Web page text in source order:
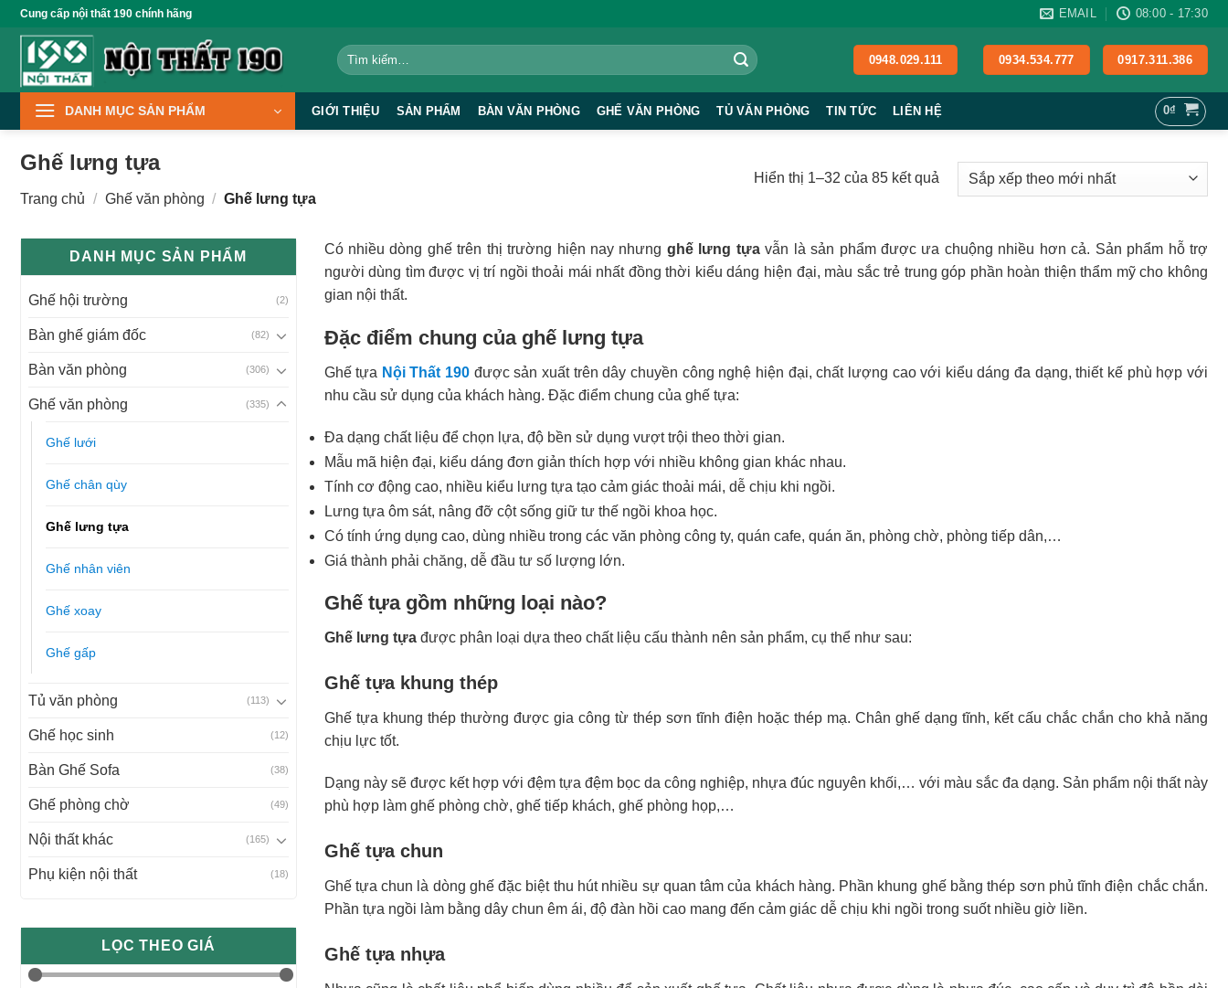
qua
dung
Cung cấp nội thất 190 chính hãng EMAIL 08:00 - 17:30
Tìm
kiếm:
0948.029.111 0934.534.777 0917.311.386
DANH MỤC SẢN PHẨM GIỚI THIỆU SẢN PHẨM BÀN VĂN PHÒNG GHẾ VĂN PHÒNG TỦ VĂN PHÒNG TIN TỨC LIÊN HỆ 0₫
Ghế lưng tựa
Trang chủ / Ghế văn phòng / Ghế lưng tựa
Hiển thị 1–32 của 85 kết quảĐã
sắp
theo
mới
DANH MỤC SẢN PHẨM
Ghế hội trường (2)
Bàn ghế giám đốc (82)
Bàn văn phòng (306)
Ghế văn phòng (335)
Ghế lưới
Ghế chân qùy
Ghế lưng tựa
Ghế nhân viên
Ghế xoay
Ghế gấp
Tủ văn phòng (113)
Ghế học sinh (12)
Bàn Ghế Sofa (38)
Ghế phòng chờ (49)
Nội thất khác (165)
Phụ kiện nội thất (18)
LỌC THEO GIÁ
Có nhiều dòng ghế trên thị trường hiện nay nhưng ghế lưng tựavẫn là sản phẩm được ưa chuộng nhiều hơn cả. Sản phẩm hỗ trợ
người dùng tìm được vị trí ngồi thoải mái nhất đồng thời kiểu dáng hiện đại, màu sắc trẻ trung góp phần hoàn thiện thẩm mỹ cho không
gian nội thất.
Đặc điểm chung của ghế lưng tựa
Ghế tựa Nội Thất 190 được sản xuất trên dây chuyền công nghệ hiện đại, chất lượng cao với kiểu dáng đa dạng, thiết kế phù hợp với
nhu cầu sử dụng của khách hàng. Đặc điểm chung của ghế tựa:
Đa dạng chất liệu để chọn lựa, độ bền sử dụng vượt trội theo thời gian.
Mẫu mã hiện đại, kiểu dáng đơn giản thích hợp với nhiều không gian khác nhau.
Tính cơ động cao, nhiều kiểu lưng tựa tạo cảm giác thoải mái, dễ chịu khi ngồi.
Lưng tựa ôm sát, nâng đỡ cột sống giữ tư thế ngồi khoa học.
Có tính ứng dụng cao, dùng nhiều trong các văn phòng công ty, quán cafe, quán ăn, phòng chờ, phòng tiếp dân,…
Giá thành phải chăng, dễ đầu tư số lượng lớn.
Ghế tựa gồm những loại nào?
Ghế lưng tựađược phân loại dựa theo chất liệu cấu thành nên sản phẩm, cụ thể như sau:
Ghế tựa khung thép
Ghế tựa khung thép thường được gia công từ thép sơn tĩnh điện hoặc thép mạ. Chân ghế dạng tĩnh, kết cấu chắc chắn cho khả năng
chịu lực tốt.
Dạng này sẽ được kết hợp với đệm tựa đệm bọc da công nghiệp, nhựa đúc nguyên khối,… với màu sắc đa dạng. Sản phẩm nội thất này
phù hợp làm ghế phòng chờ, ghế tiếp khách, ghế phòng họp,…
Ghế tựa chun
Ghế tựa chun là dòng ghế đặc biệt thu hút nhiều sự quan tâm của khách hàng. Phần khung ghế bằng thép sơn phủ tĩnh điện chắc chắn.
Phần tựa ngồi làm bằng dây chun êm ái, độ đàn hồi cao mang đến cảm giác dễ chịu khi ngồi trong suốt nhiều giờ liền.
Ghế tựa nhựa